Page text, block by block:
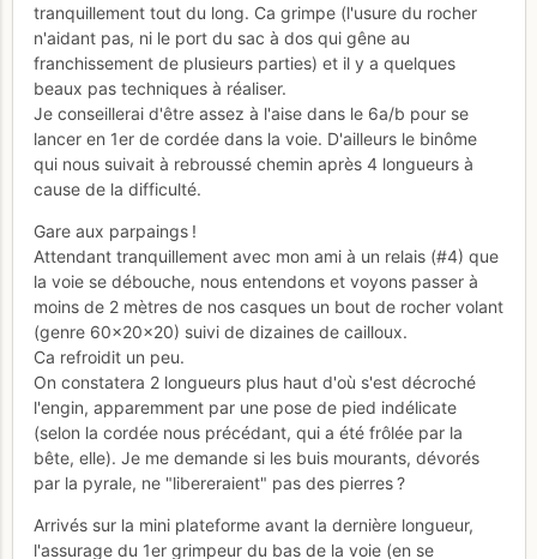
tranquillement tout du long. Ca grimpe (l'usure du rocher
n'aidant pas, ni le port du sac à dos qui gêne au
franchissement de plusieurs parties) et il y a quelques
beaux pas techniques à réaliser.
Je conseillerai d'être assez à l'aise dans le 6a/b pour se
lancer en 1er de cordée dans la voie. D'ailleurs le binôme
qui nous suivait à rebroussé chemin après 4 longueurs à
cause de la difficulté.
Gare aux parpaings !
Attendant tranquillement avec mon ami à un relais (#4) que
la voie se débouche, nous entendons et voyons passer à
moins de 2 mètres de nos casques un bout de rocher volant
(genre 60x20x20) suivi de dizaines de cailloux.
Ca refroidit un peu.
On constatera 2 longueurs plus haut d'où s'est décroché
l'engin, apparemment par une pose de pied indélicate
(selon la cordée nous précédant, qui a été frôlée par la
bête, elle). Je me demande si les buis mourants, dévorés
par la pyrale, ne "libereraient" pas des pierres ?
Arrivés sur la mini plateforme avant la dernière longueur,
l'assurage du 1er grimpeur du bas de la voie (en se